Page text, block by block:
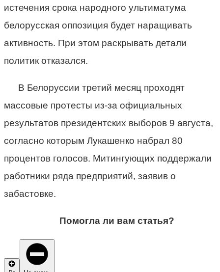
истечения срока народного ультиматума
белорусская оппозиция будет наращивать
активность. При этом раскрывать детали
политик отказался.
В Белоруссии третий месяц проходят
массовые протесты из-за официальных
результатов президентских выборов 9 августа,
согласно которым Лукашенко набрал 80
процентов голосов. Митингующих поддержали
работники ряда предприятий, заявив о
забастовке.
Помогла ли вам статья?